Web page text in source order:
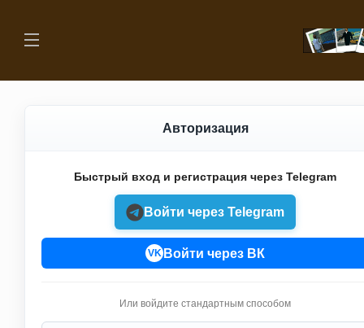
Авторизация
Быстрый вход и регистрация через Telegram
Войти через Telegram
VK Войти через ВК
Или войдите стандартным способом